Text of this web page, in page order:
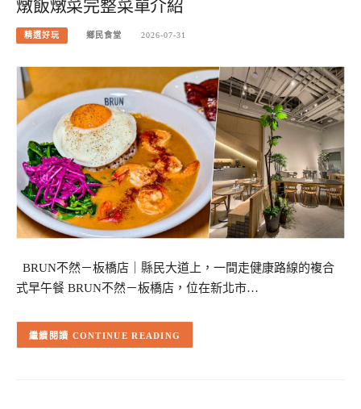
燉飯燉菜完整菜單介紹
精選好玩 鄉民食堂 2026-07-31
BRUN不然－板橋店｜縣民大道上，一間走健康路線的複合
式早午餐 BRUN不然－板橋店，位在新北市…
CONTINUE READING